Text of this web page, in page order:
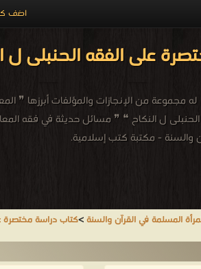
اضف
على الفقه الحنبلى ل
من الإنجازات والمؤلفات أبرزها ❞
ل النكاح ❝ ❞ مسائل حديثة في فقه
والسنة - مكتبة كتب إسلامية.
المسلمة في القرآن والسنة>كتاب دراسة مختصرة